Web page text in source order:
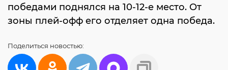
победами поднялся на 10-12-е место. От
зоны плей-офф его отделяет одна победа.
Поделиться новостью: